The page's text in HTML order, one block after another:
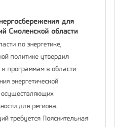
для
Смоленской области
по энергетике,
политике утвердил
программам в области
энергетической
осуществляющих
для региона.
требуется Пояснительная